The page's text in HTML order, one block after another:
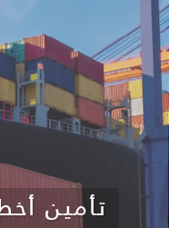
تأمين